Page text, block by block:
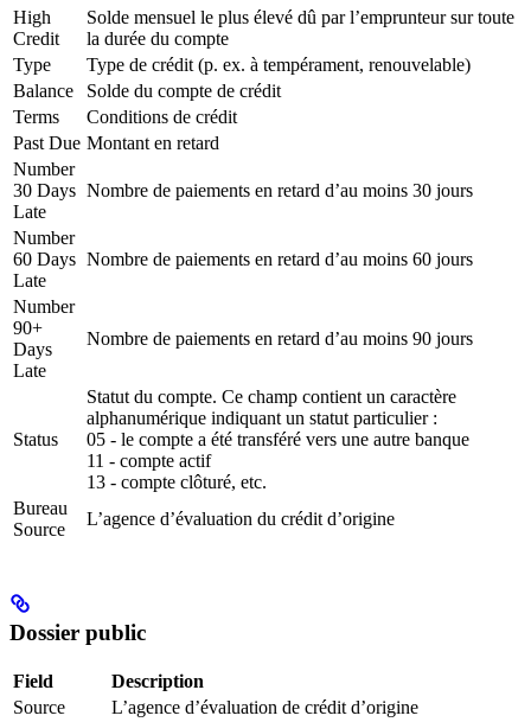
High
Credit
Solde mensuel le plus élevé dû par l’emprunteur sur toute
la durée du compte
Type
Type de crédit (p. ex. à tempérament, renouvelable)
Balance
Solde du compte de crédit
Terms
Conditions de crédit
Past Due Montant en retard
Number
30 Days
Late
Nombre de paiements en retard d’au moins 30 jours
Number
60 Days
Late
Nombre de paiements en retard d’au moins 60 jours
Number
90+
Days
Late
Nombre de paiements en retard d’au moins 90 jours
Status
Statut du compte. Ce champ contient un caractère
alphanumérique indiquant un statut particulier :
05 - le compte a été transféré vers une autre banque
11 - compte actif
13 - compte clôturé, etc.
Bureau
Source
L’agence d’évaluation du crédit d’origine
Dossier public
Field
Description
Source
L’agence d’évaluation de crédit d’origine